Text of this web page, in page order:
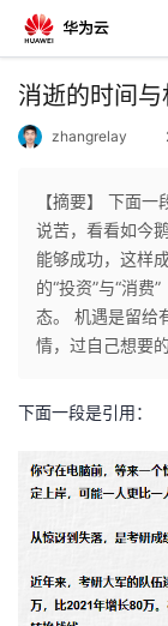
返
个
人
主
页
我
的
开
者
消逝的时间与
zhangrelay
【摘要】 下面
说苦，看看如今
能够成功，这样
的“投资”与“消费
态。 机遇是留给
情，过自己想要
下面一段是引用：